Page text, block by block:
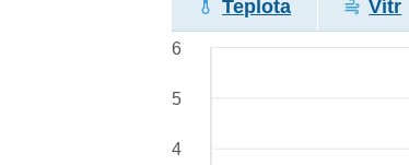
Teplota Vítr
6
5
4